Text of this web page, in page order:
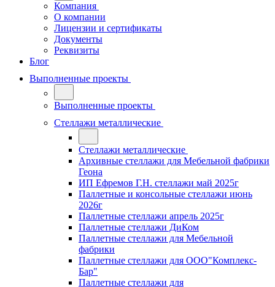
Компания
О компании
Лицензии и сертификаты
Документы
Реквизиты
Блог
Выполненные проекты
Выполненные проекты
Стеллажи металлические
Стеллажи металлические
Архивные стеллажи для Мебельной фабрики
Геона
ИП Ефремов Г.Н. стеллажи май 2025г
Паллетные и консольные стеллажи июнь
2026г
Паллетные стеллажи апрель 2025г
Паллетные стеллажи ДиКом
Паллетные стеллажи для Мебельной
фабрики
Паллетные стеллажи для ООО"Комплекс-
Бар"
Паллетные стеллажи для